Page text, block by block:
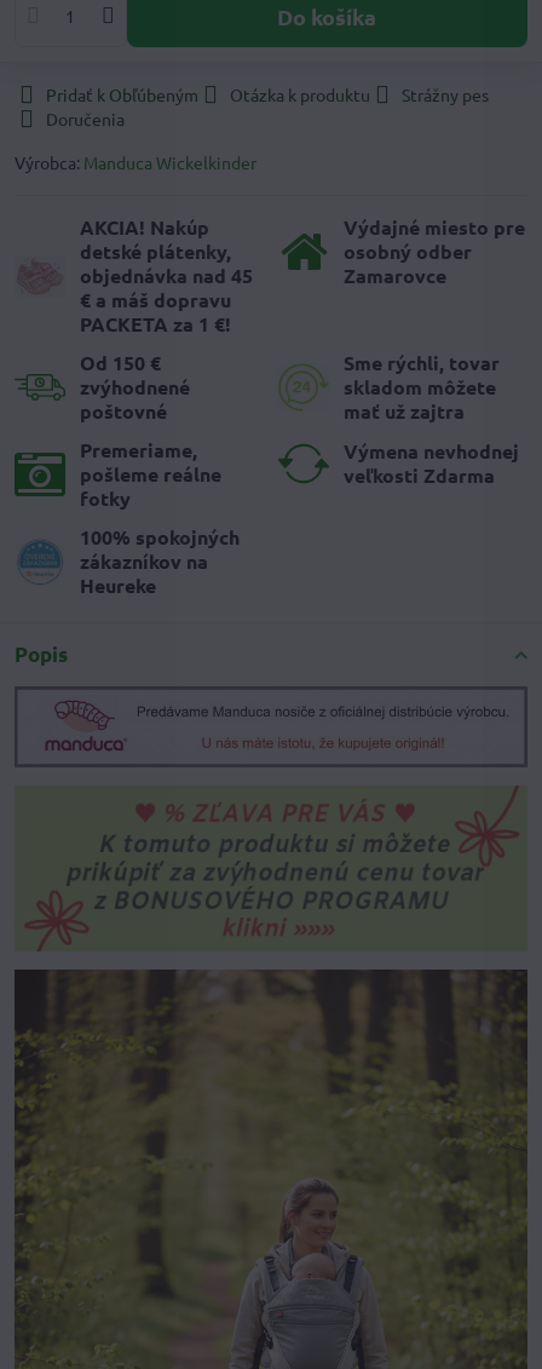
Do košíka
Pridať k Obľúbeným Otázka k produktu
Strážny pes
Doručenia
Výrobca: Manduca Wickelkinder
AKCIA! Nakúp
detské plátenky,
objednávka nad 45
€ a máš dopravu
PACKETA za 1 €!
Výdajné miesto pre
osobný odber
Zamarovce
Od 150 €
zvýhodnené
poštovné
Sme rýchli, tovar
skladom môžete
mať už zajtra
Premeriame,
pošleme reálne
fotky
Výmena nevhodnej
veľkosti Zdarma
100% spokojných
zákazníkov na
Heureke
Popis